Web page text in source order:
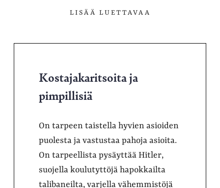
LISÄÄ LUETTAVAA
Kostajakaritsoita ja
pimpillisiä
On tarpeen taistella hyvien asioiden
puolesta ja vastustaa pahoja asioita.
On tarpeellista pysäyttää Hitler,
suojella koulutyttöjä hapokkailta
talibaneilta, varjella vähemmistöjä